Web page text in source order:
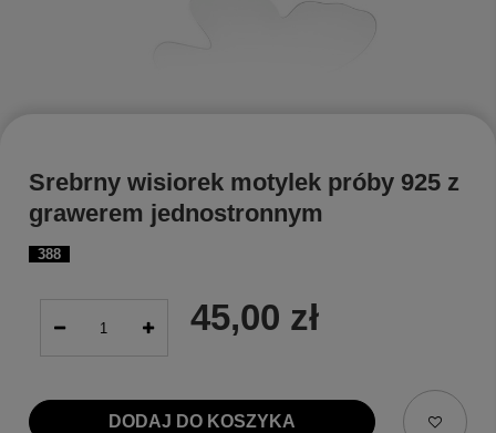
388
Srebrny wisiorek motylek próby 925 z
grawerem jednostronnym
45,00 zł
DODAJ DO KOSZYKA